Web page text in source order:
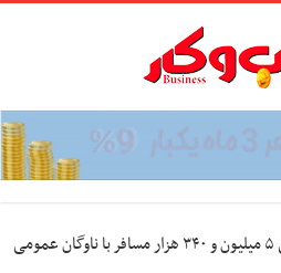
جابه‌جایی ۵ میلیون و ۳۴۰ هزار مسافر با ناوگان عمومی